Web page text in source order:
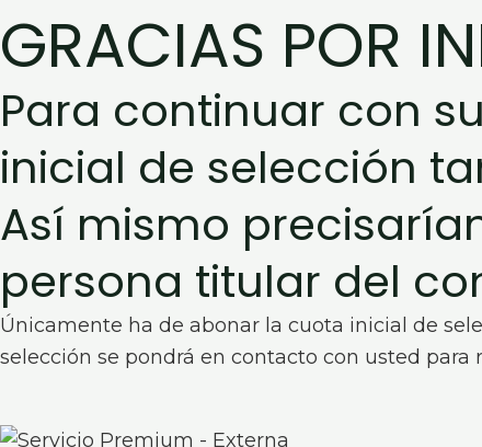
GRACIAS POR
Para continuar con
inicial de selección
Así mismo
persona titular del
Únicamente ha de abonar la cuota inicial de
selección se pondrá en contacto con usted